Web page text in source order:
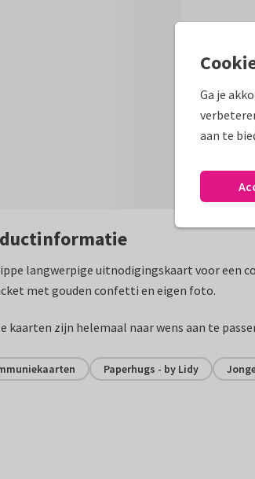
langwerpige uitnodigingskaart voor een
met gouden confetti en eigen foto.
kaarten zijn helemaal naar wens aan te
Paperhugs - by Lidy
Ga je
aan te